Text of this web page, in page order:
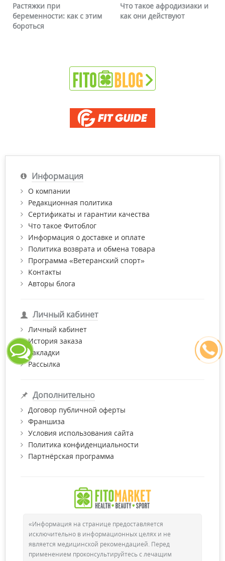
Что такое афродизиаки и
как они действуют
Почему краснеет лицо и
можно ли это убрать
Информация
О компании
Редакционная политика
Сертификаты и гарантии качества
Что такое Фитоблог
Информация о доставке и оплате
Политика возврата и обмена товара
Программа «Ветеранский спорт»
Контакты
Авторы блога
Личный кабинет
Личный кабинет
История заказа
Закладки
Рассылка
Дополнительно
Договор публичной оферты
Франшиза
Условия использования сайта
Политика конфиденциальности
Партнёрская программа
«Информация на странице предоставляется
исключительно в информационных целях и не
является медицинской рекомендацией. Перед
применением проконсультируйтесь с лечащим